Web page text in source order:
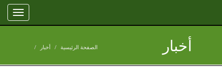
أخبار الصفحة الرئيسية أخبار